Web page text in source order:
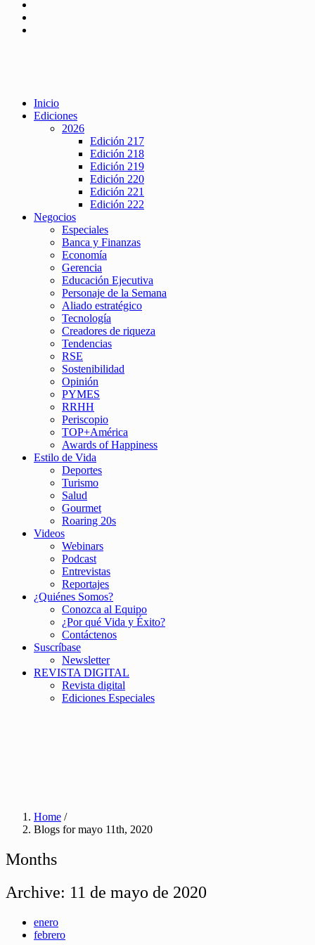
Inicio
Ediciones
2026
Edición 217
Edición 218
Edición 219
Edición 220
Edición 221
Edición 222
Negocios
Especiales
Banca y Finanzas
Economía
Gerencia
Educación Ejecutiva
Personaje de la Semana
Aliado estratégico
Tecnología
Creadores de riqueza
Tendencias
RSE
Sostenibilidad
Opinión
PYMES
RRHH
Periscopio
TOP+América
Awards of Happiness
Estilo de Vida
Deportes
Turismo
Salud
Gourmet
Roaring 20s
Videos
Webinars
Podcast
Entrevistas
Reportajes
¿Quiénes Somos?
Conozca al Equipo
¿Por qué Vida y Éxito?
Contáctenos
Suscríbase
Newsletter
REVISTA DIGITAL
Revista digital
Ediciones Especiales
Home /
Blogs for mayo 11th, 2020
Months
Archive: 11 de mayo de 2020
enero
febrero